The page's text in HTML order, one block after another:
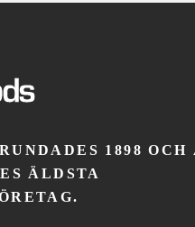
1898 OCH
ÄLDSTA